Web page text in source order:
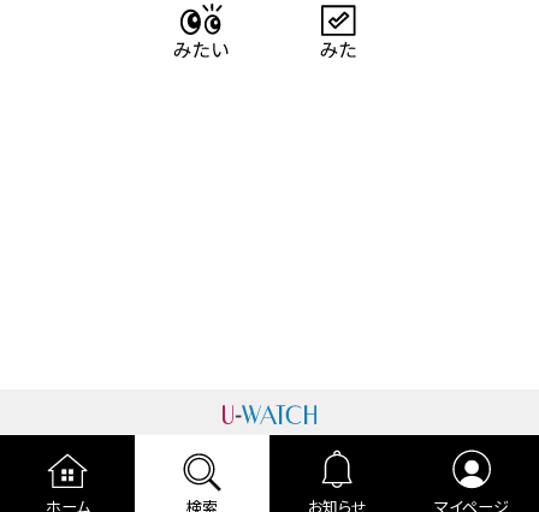
ホーム 検索 お知らせ マイページ
運営者情報 プライバシーポリシー
cookieポリシー